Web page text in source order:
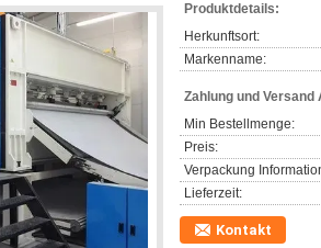
Produktdetails:
Herkunftsort:
Markenname:
Zahlung und Versand
Min Bestellmenge:
Preis:
Verpackung
Lieferzeit:
Kontakt